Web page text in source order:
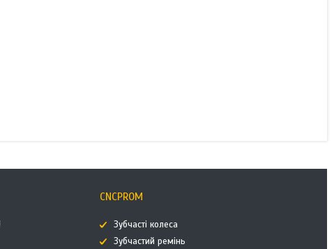
CNCPROM
Зубчасті колеса
Зубчастий ремінь